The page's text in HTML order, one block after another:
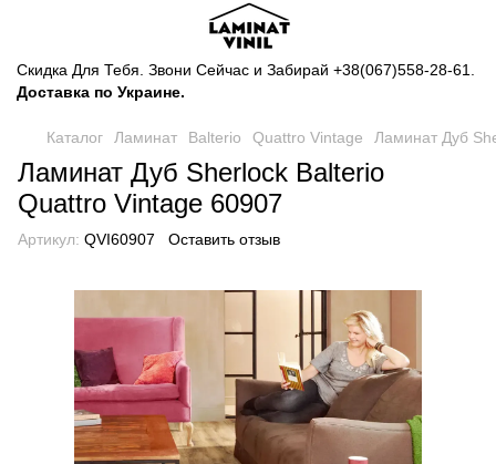
Скидка Для Тебя. Звони Сейчас и Забирай +38(067)558-28-61
Доставка по Украине.
Каталог Ламинат Balterio Quattro Vintage Ламинат Дуб
Ламинат Дуб Sherlock Balterio
Quattro Vintage 60907
Артикул: QVI60907 Оставить отзыв